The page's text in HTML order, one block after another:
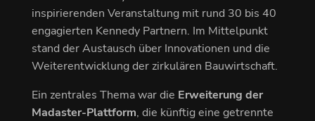
inspirierenden Veranstaltung mit rund 30 bis 40
engagierten Kennedy Partnern. Im Mittelpunkt
stand der Austausch über Innovationen und die
Weiterentwicklung der zirkulären Bauwirtschaft.
Ein zentrales Thema war die Erweiterung der
Madaster-Plattform, die künftig eine getrennte